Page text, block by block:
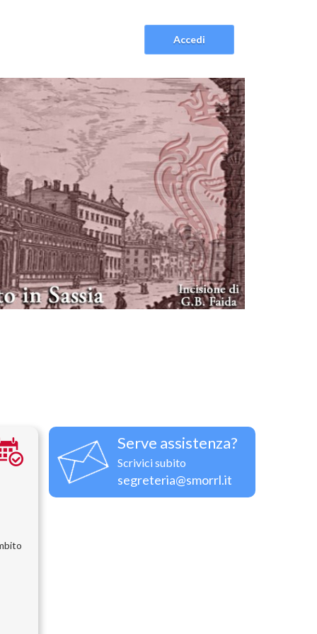
Accedi
Serve assistenza?
Scrivici subito
segreteria@smorrl.it